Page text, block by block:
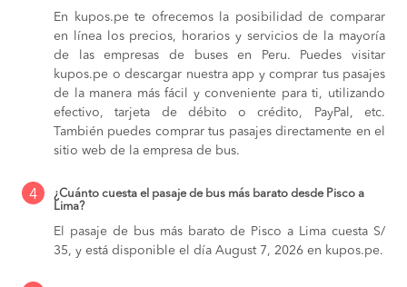
En kupos.pe te ofrecemos la posibilidad de comparar
en línea los precios, horarios y servicios de la mayoría
de las empresas de buses en Peru. Puedes visitar
kupos.pe o descargar nuestra app y comprar tus pasajes
de la manera más fácil y conveniente para ti, utilizando
efectivo, tarjeta de débito o crédito, PayPal, etc.
También puedes comprar tus pasajes directamente en el
sitio web de la empresa de bus.
4
¿Cuánto cuesta el pasaje de bus más barato desde Pisco a
Lima?
El pasaje de bus más barato de Pisco a Lima cuesta S/
35, y está disponible el día August 7, 2026 en kupos.pe.